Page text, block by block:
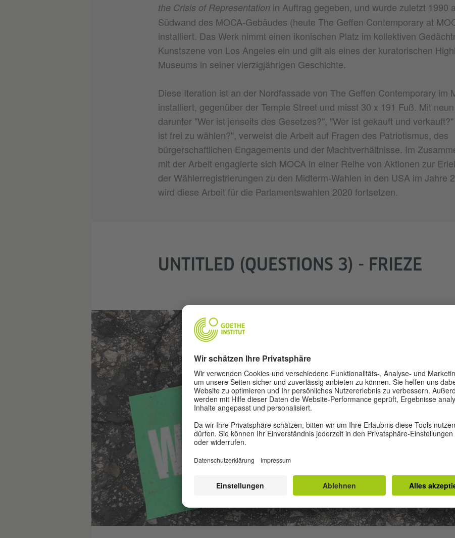
the Crisis of Representation in Auftrag gegeben, und wurde zuletzt 1990
Südwand des MOCA-Gebäudes (heute The Geffen Contemporary at
installiert. Das Werk nimmt einen ikonischen Platz im kollektiven
Kunstszene von Los Angeles ein und gilt als eines der kuratorischen
Museums in seiner vierzigjährigen Geschichte.
Diese Iteration ist an der Nordfassade von The Geffen Contemporary im
installiert, gegenüber der Temple Street und misst 30 x 191 Fuß. Mit
darunter "Wer ist jenseits des Gesetzes?", "Wer ist gekauft und
ist frei zu wählen?", verweist die Arbeit auf Fragen des Patriotismus, des
bürgerschaftlichen Engagements und der Machtverhältnisse. Im
mit der Arbeit engagierte sich MOCA in einer Reihe von Aktionen zur
der Wählerregistrierungen zu den Midterm-Wahlen in den USA im Jahre
wird diese Arbeit für die Parlamentswahlen 2020 fortsetzen.
UNTITLED (QUESTIONS 3) - FRIEZE